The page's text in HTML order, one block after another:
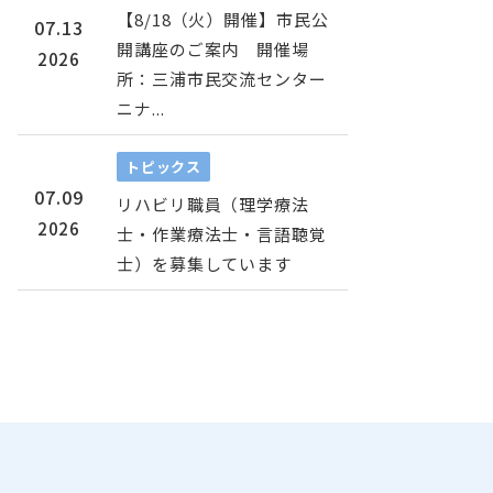
07.13
2026
【8/18（火）開催】市民公
開講座のご案内 開催場
所：三浦市民交流センター
ニナ...
07.09
2026
トピックス
リハビリ職員（理学療法
士・作業療法士・言語聴覚
士）を募集しています